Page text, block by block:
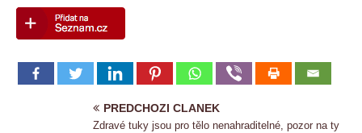
PREDCHOZI CLANEK
Zdravé tuky jsou pro tělo nenahraditelné, pozor na ty